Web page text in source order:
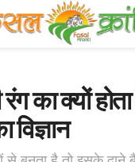
का क्यों